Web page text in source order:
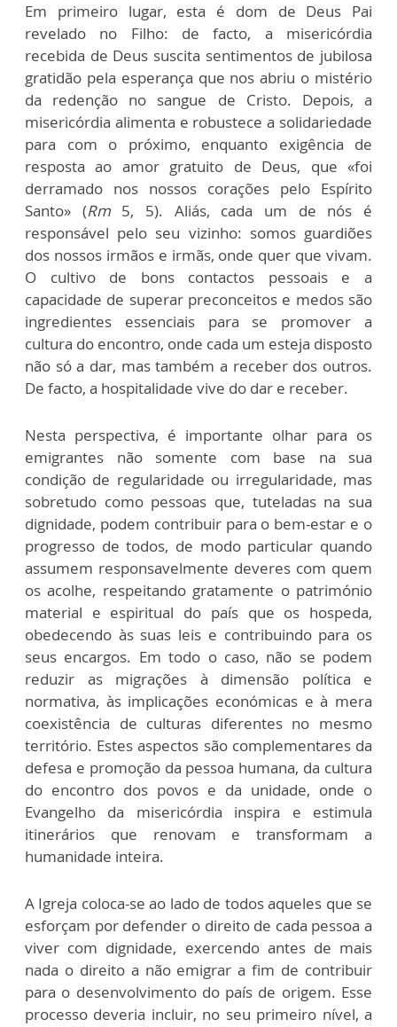
Em primeiro lugar, esta é dom de Deus Pai
revelado no Filho: de facto, a misericórdia
recebida de Deus suscita sentimentos de jubilosa
gratidão pela esperança que nos abriu o mistério
da redenção no sangue de Cristo. Depois, a
misericórdia alimenta e robustece a solidariedade
para com o próximo, enquanto exigência de
resposta ao amor gratuito de Deus, que «foi
derramado nos nossos corações pelo Espírito
Santo» (Rm 5, 5). Aliás, cada um de nós é
responsável pelo seu vizinho: somos guardiões
dos nossos irmãos e irmãs, onde quer que vivam.
O cultivo de bons contactos pessoais e a
capacidade de superar preconceitos e medos são
ingredientes essenciais para se promover a
cultura do encontro, onde cada um esteja disposto
não só a dar, mas também a receber dos outros.
De facto, a hospitalidade vive do dar e receber.
Nesta perspectiva, é importante olhar para os
emigrantes não somente com base na sua
condição de regularidade ou irregularidade, mas
sobretudo como pessoas que, tuteladas na sua
dignidade, podem contribuir para o bem-estar e o
progresso de todos, de modo particular quando
assumem responsavelmente deveres com quem
os acolhe, respeitando gratamente o património
material e espiritual do país que os hospeda,
obedecendo às suas leis e contribuindo para os
seus encargos. Em todo o caso, não se podem
reduzir as migrações à dimensão política e
normativa, às implicações económicas e à mera
coexistência de culturas diferentes no mesmo
território. Estes aspectos são complementares da
defesa e promoção da pessoa humana, da cultura
do encontro dos povos e da unidade, onde o
Evangelho da misericórdia inspira e estimula
itinerários que renovam e transformam a
humanidade inteira.
A Igreja coloca-se ao lado de todos aqueles que se
esforçam por defender o direito de cada pessoa a
viver com dignidade, exercendo antes de mais
nada o direito a não emigrar a fim de contribuir
para o desenvolvimento do país de origem. Esse
processo deveria incluir, no seu primeiro nível, a